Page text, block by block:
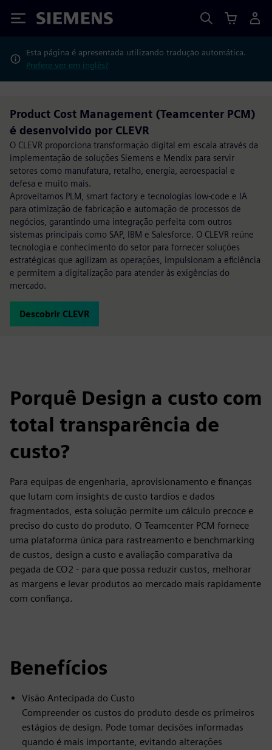
Siemens
Esta página é apresentada utilizando tradução automática.
Prefere ver em inglês?
Product Cost Management (Teamcenter PCM)
é desenvolvido por CLEVR
O CLEVR proporciona transformação digital em escala através da
implementação de soluções Siemens e Mendix para servir
setores como manufatura, retalho, energia, aeroespacial e
defesa e muito mais.
Aproveitamos PLM, smart factory e tecnologias low-code e IA
para otimização de fabricação e automação de processos de
negócios, garantindo uma integração perfeita com outros
sistemas principais como SAP, IBM e Salesforce. O CLEVR reúne
tecnologia e conhecimento do setor para fornecer soluções
estratégicas que agilizam as operações, impulsionam a eficiência
e permitem a digitalização para atender às exigências do
mercado.
Descobrir CLEVR
Porquê Design a custo com
total transparência de
custo?
Para equipas de engenharia, aprovisionamento e finanças
que lutam com insights de custo tardios e dados
fragmentados, esta solução permite um cálculo precoce e
preciso do custo do produto. O Teamcenter PCM fornece
uma plataforma única para rastreamento e benchmarking
de custos, design a custo e avaliação comparativa da
pegada de CO2 - para que possa reduzir custos, melhorar
as margens e levar produtos ao mercado mais rapidamente
com confiança.
Benefícios
Visão Antecipada do Custo
Compreender os custos do produto desde os primeiros
estágios de design. Pode tomar decisões informadas
quando é mais importante, evitando alterações